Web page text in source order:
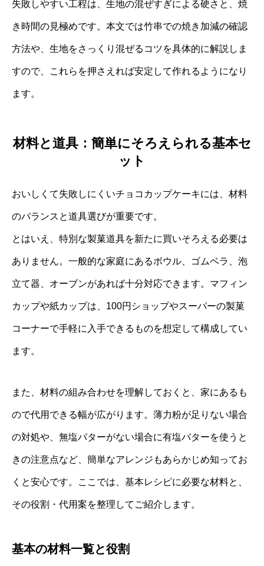
失敗しやすい工程は、生地の混ぜすぎによる硬さと、焼
き時間の見極めです。本文では竹串での焼き加減の確認
方法や、生地をさっくり混ぜるコツを具体的に解説しま
すので、これらを押さえれば安定して作れるようになり
ます。
材料と道具：簡単にそろえられる基本セ
ット
おいしくて失敗しにくいチョコカップケーキには、材料
のバランスと道具選びが重要です。
とはいえ、特別な製菓道具を新たに買いそろえる必要は
ありません。一般的な家庭にあるボウル、ゴムベラ、泡
立て器、オーブンがあれば十分対応できます。マフィン
カップや紙カップは、100円ショップやスーパーの製菓
コーナーで手軽に入手できるものを想定して構成してい
ます。
また、材料の組み合わせを理解しておくと、家にあるも
ので代用できる幅が広がります。薄力粉が足りない場合
の対処や、無塩バターがない場合に有塩バターを使うと
きの注意点など、簡単なアレンジもあらかじめ知ってお
くと安心です。ここでは、基本レシピに必要な材料と、
その役割・代用案を整理してご紹介します。
基本の材料一覧と役割